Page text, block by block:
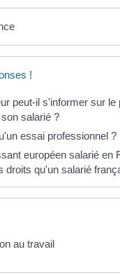
!
peut-il s'informer sur le
salarié ?
essai professionnel ?
européen salarié en
droits qu'un salarié
au travail